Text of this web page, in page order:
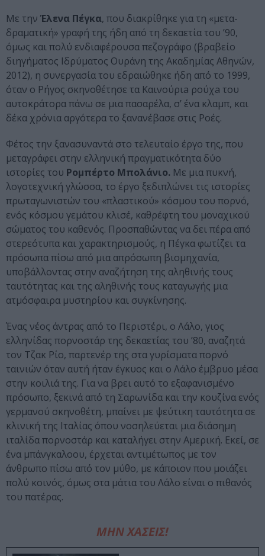
Με την Έλενα Πέγκα, που διακρίθηκε για τη «μετα-
δραματική» γραφή της ήδη από τη δεκαετία του ’90,
όμως και πολύ ενδιαφέρουσα πεζογράφο (βραβείο
διηγήματος Ιδρύματος Ουράνη της Ακαδημίας Αθηνών,
2012), η συνεργασία του εδραιώθηκε ήδη από το 1999,
όταν ο Ρήγος σκηνοθέτησε τα Καινούριa ρούχa του
αυτοκράτορα πάνω σε μια πασαρέλα, σ’ ένα κλαμπ, και
δέκα χρόνια αργότερα το ξανανέβασε στις Ροές.
Φέτος την ξανασυναντά στο τελευταίο έργο της, που
μεταγράφει στην ελληνική πραγματικότητα δύο
ιστορίες του Ρομπέρτο Μπολάνιο. Με μια πυκνή,
λογοτεχνική γλώσσα, το έργο ξεδιπλώνει τις ιστορίες
πρωταγωνιστών του «πλαστικού» κόσμου του πορνό,
ενός κόσμου γεμάτου κλισέ, καθρέφτη του μοναχικού
σώματος του καθενός. Προσπαθώντας να δει πέρα από
στερεότυπα και χαρακτηρισμούς, η Πέγκα φωτίζει τα
πρόσωπα πίσω από μια απρόσωπη βιομηχανία,
υποβάλλοντας στην αναζήτηση της αληθινής τους
ταυτότητας και της αληθινής τους καταγωγής μια
ατμόσφαιρα μυστηρίου και συγκίνησης.
Ένας νέος άντρας από το Περιστέρι, ο Λάλο, γιος
ελληνίδας πορνοστάρ της δεκαετίας του ’80, αναζητά
τον Τζακ Ρίο, παρτενέρ της στα γυρίσματα πορνό
ταινιών όταν αυτή ήταν έγκυος και ο Λάλο έμβρυο μέσα
στην κοιλιά της. Για να βρει αυτό το εξαφανισμένο
πρόσωπο, ξεκινά από τη Σαρωνίδα και την κουζίνα ενός
γερμανού σκηνοθέτη, μπαίνει με ψεύτικη ταυτότητα σε
κλινική της Ιταλίας όπου νοσηλεύεται μια διάσημη
ιταλίδα πορνοστάρ και καταλήγει στην Αμερική. Εκεί, σε
ένα μπάνγκαλοου, έρχεται αντιμέτωπος με τον
άνθρωπο πίσω από τον μύθο, με κάποιον που μοιάζει
πολύ κοινός, όμως στα μάτια του Λάλο είναι ο πιθανός
του πατέρας.
ΜΗΝ ΧΑΣΕΙΣ!